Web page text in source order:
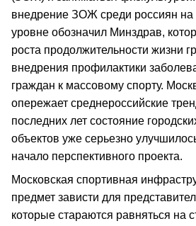
внедрение ЗОЖ среди россиян
уровне обозначил Минздрав,
роста продолжительности жизни
внедрения профилактики
граждан к массовому спорту.
опережает среднероссийские
последних лет состояние
объектов уже серьезно
начало перспективного проекта.
Московская спортивная
предмет зависти для
которые стараются равняться на